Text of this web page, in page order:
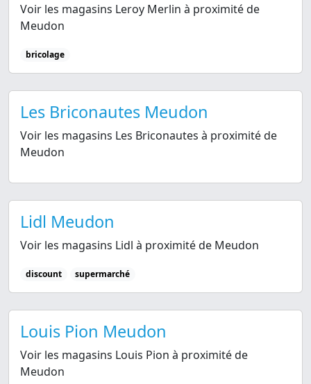
Voir les magasins Leroy Merlin à proximité de
Meudon
bricolage
Les Briconautes Meudon
Voir les magasins Les Briconautes à proximité de
Meudon
Lidl Meudon
Voir les magasins Lidl à proximité de Meudon
discount supermarché
Louis Pion Meudon
Voir les magasins Louis Pion à proximité de
Meudon